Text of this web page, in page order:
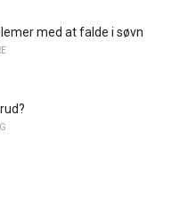
med at falde i søvn